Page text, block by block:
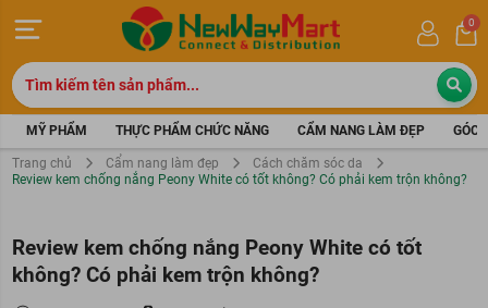
0
MỸ PHẨM THỰC PHẨM CHỨC NĂNG CẨM NANG LÀM ĐẸP GÓC
Trang chủ Cẩm nang làm đẹp
Cách chăm sóc da
Review kem chống nắng Peony White có tốt không? Có phải kem trộn không?
Review kem chống nắng Peony White có tốt
không? Có phải kem trộn không?